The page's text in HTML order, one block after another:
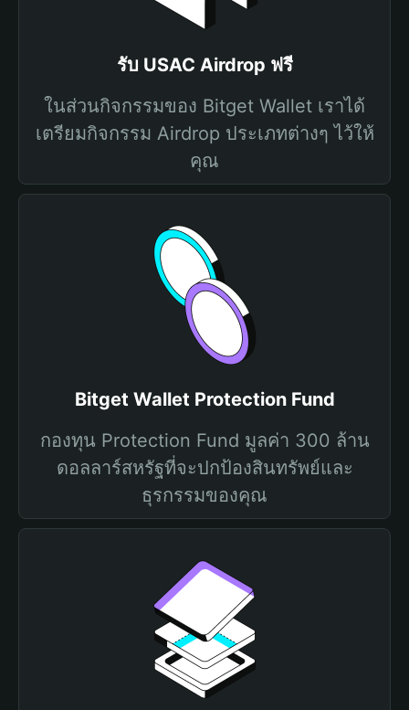
รับ USAC Airdrop ฟรี
ในส่วนกิจกรรมของ Bitget Wallet เราได้
เตรียมกิจกรรม Airdrop ประเภทต่างๆ ไว้ให้
คุณ
Bitget Wallet Protection Fund
กองทุน Protection Fund มูลค่า 300 ล้าน
ดอลลาร์สหรัฐที่จะปกป้องสินทรัพย์และ
ธุรกรรมของคุณ